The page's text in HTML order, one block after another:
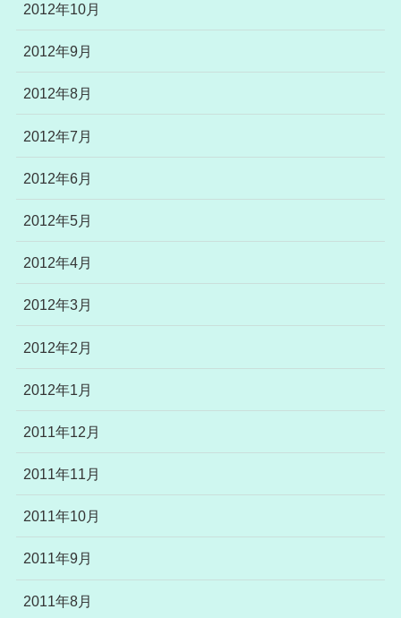
2012年10月
2012年9月
2012年8月
2012年7月
2012年6月
2012年5月
2012年4月
2012年3月
2012年2月
2012年1月
2011年12月
2011年11月
2011年10月
2011年9月
2011年8月